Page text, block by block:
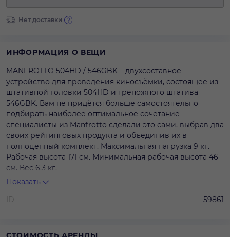
Нет доставки
ИНФОРМАЦИЯ О ВЕЩИ
MANFROTTO 504HD / 546GBK – двухсоставное
устройство для проведения киносъёмки, состоящее из
штативной головки 504HD и треножного штатива
546GBK. Вам не придётся больше самостоятельно
подбирать наиболее оптимальное сочетание -
специалисты из Manfrotto сделали это сами, выбрав два
своих рейтинговых продукта и объединив их в
полноценный комплект. Максимальная нагрузка 9 кг.
Рабочая высота 171 см. Минимальная рабочая высота 46
см. Вес 6.3 кг.
- штатив MANFROTTO 546GBK;
- ручка;
Показать
ID
59861